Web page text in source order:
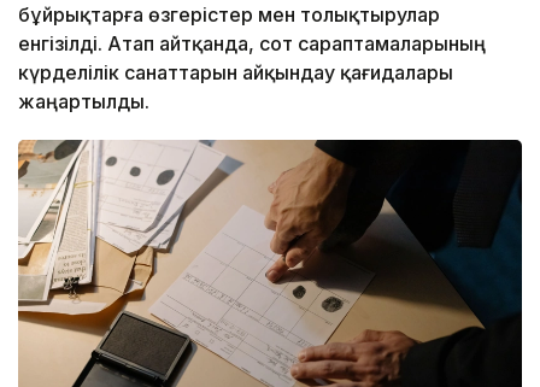
бұйрықтарға өзгерістер мен толықтырулар
енгізілді. Атап айтқанда, сот сараптамаларының
күрделілік санаттарын айқындау қағидалары
жаңартылды.